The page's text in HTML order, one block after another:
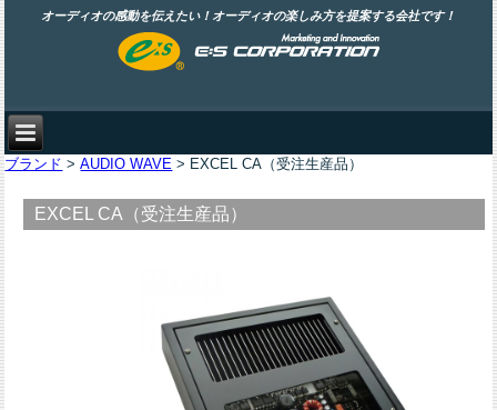
オーディオの感動を伝えたい！オーディオの楽しみ方を提案する会社です！
ブランド >AUDIO WAVE > EXCEL CA（受注生産品）
EXCEL CA（受注生産品）